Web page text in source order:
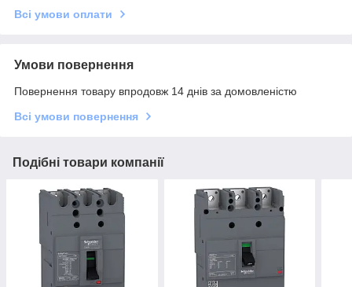
Всі умови оплати
Умови повернення
Повернення товару впродовж 14 днів за домовленістю
Всі умови повернення
Подібні товари компанії